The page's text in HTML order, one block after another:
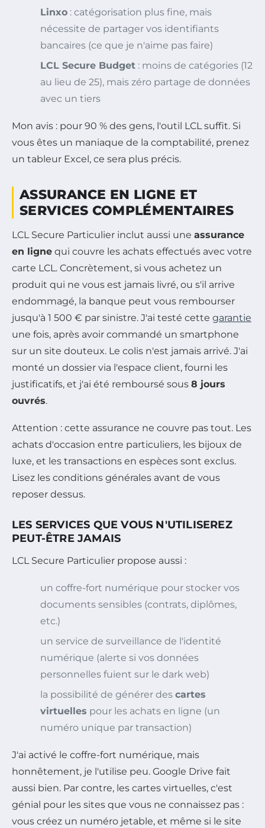
Linxo : catégorisation plus fine, mais
nécessite de partager vos identifiants
bancaires (ce que je n'aime pas faire)
LCL Secure Budget : moins de catégories (12
au lieu de 25), mais zéro partage de données
avec un tiers
Mon avis : pour 90 % des gens, l'outil LCL suffit. Si
vous êtes un maniaque de la comptabilité, prenez
un tableur Excel, ce sera plus précis.
ASSURANCE EN LIGNE ET
SERVICES COMPLÉMENTAIRES
LCL Secure Particulier inclut aussi une assurance
en ligne qui couvre les achats effectués avec votre
carte LCL. Concrètement, si vous achetez un
produit qui ne vous est jamais livré, ou s'il arrive
endommagé, la banque peut vous rembourser
jusqu'à 1 500 € par sinistre. J'ai testé cette garantie
une fois, après avoir commandé un smartphone
sur un site douteux. Le colis n'est jamais arrivé. J'ai
monté un dossier via l'espace client, fourni les
justificatifs, et j'ai été remboursé sous 8 jours
ouvrés.
Attention : cette assurance ne couvre pas tout. Les
achats d'occasion entre particuliers, les bijoux de
luxe, et les transactions en espèces sont exclus.
Lisez les conditions générales avant de vous
reposer dessus.
LES SERVICES QUE VOUS N'UTILISEREZ
PEUT-ÊTRE JAMAIS
LCL Secure Particulier propose aussi :
un coffre-fort numérique pour stocker vos
documents sensibles (contrats, diplômes,
etc.)
un service de surveillance de l'identité
numérique (alerte si vos données
personnelles fuient sur le dark web)
la possibilité de générer des cartes
virtuelles pour les achats en ligne (un
numéro unique par transaction)
J'ai activé le coffre-fort numérique, mais
honnêtement, je l'utilise peu. Google Drive fait
aussi bien. Par contre, les cartes virtuelles, c'est
génial pour les sites que vous ne connaissez pas :
vous créez un numéro jetable, et même si le site